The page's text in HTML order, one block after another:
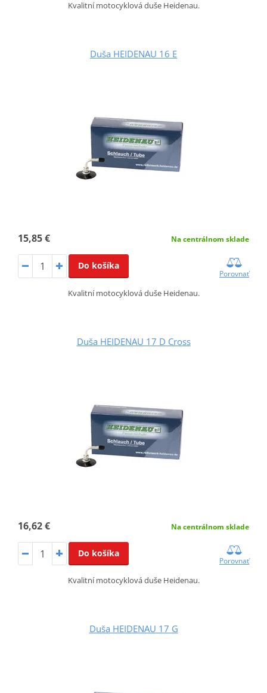
Kvalitní motocyklová duše Heidenau.
Duša HEIDENAU 16 E
15,85 € Na centrálnom sklade
Do košíka
Porovnať
Kvalitní motocyklová duše Heidenau.
Duša HEIDENAU 17 D Cross
16,62 € Na centrálnom sklade
Do košíka
Porovnať
Kvalitní motocyklová duše Heidenau.
Duša HEIDENAU 17 G